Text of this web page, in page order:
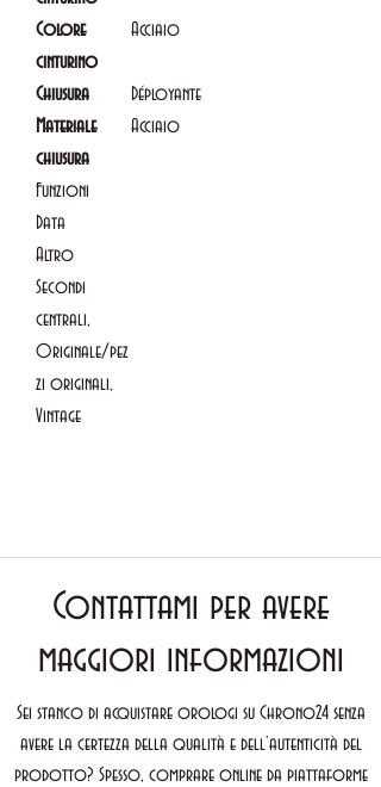
Colore
cinturino
Acciaio
Chiusura
Déployante
Materiale
chiusura
Acciaio
Funzioni
Data
Altro
Secondi
centrali,
Originale/pez
zi originali,
Vintage
Contattami per avere
maggiori informazioni
Sei stanco di acquistare orologi su Chrono24 senza
avere la certezza della qualità e dell’autenticità del
prodotto? Spesso, comprare online da piattaforme